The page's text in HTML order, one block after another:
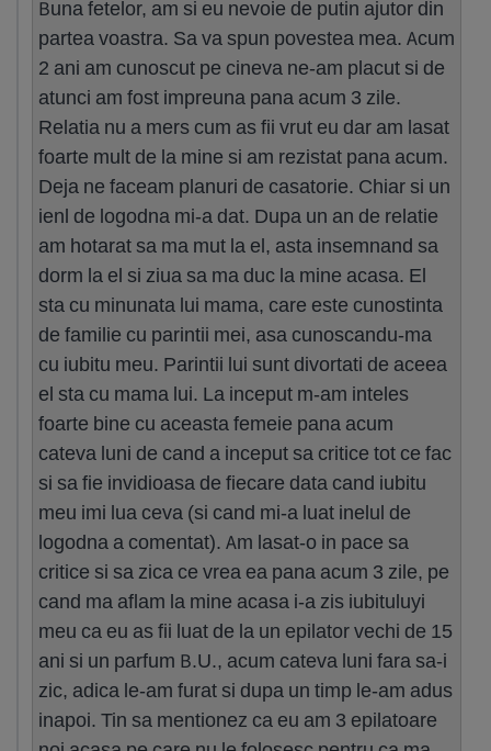
Buna fetelor, am si eu nevoie de putin ajutor din
partea voastra. Sa va spun povestea mea. Acum
2 ani am cunoscut pe cineva ne-am placut si de
atunci am fost impreuna pana acum 3 zile.
Relatia nu a mers cum as fii vrut eu dar am lasat
foarte mult de la mine si am rezistat pana acum.
Deja ne faceam planuri de casatorie. Chiar si un
ienl de logodna mi-a dat. Dupa un an de relatie
am hotarat sa ma mut la el, asta insemnand sa
dorm la el si ziua sa ma duc la mine acasa. El
sta cu minunata lui mama, care este cunostinta
de familie cu parintii mei, asa cunoscandu-ma
cu iubitu meu. Parintii lui sunt divortati de aceea
el sta cu mama lui. La inceput m-am inteles
foarte bine cu aceasta femeie pana acum
cateva luni de cand a inceput sa critice tot ce fac
si sa fie invidioasa de fiecare data cand iubitu
meu imi lua ceva (si cand mi-a luat inelul de
logodna a comentat). Am lasat-o in pace sa
critice si sa zica ce vrea ea pana acum 3 zile, pe
cand ma aflam la mine acasa i-a zis iubituluyi
meu ca eu as fii luat de la un epilator vechi de 15
ani si un parfum B.U., acum cateva luni fara sa-i
zic, adica le-am furat si dupa un timp le-am adus
inapoi. Tin sa mentionez ca eu am 3 epilatoare